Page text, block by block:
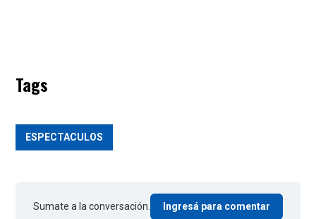
Tags
ESPECTACULOS
Sumate a la conversación. Ingresá para comentar